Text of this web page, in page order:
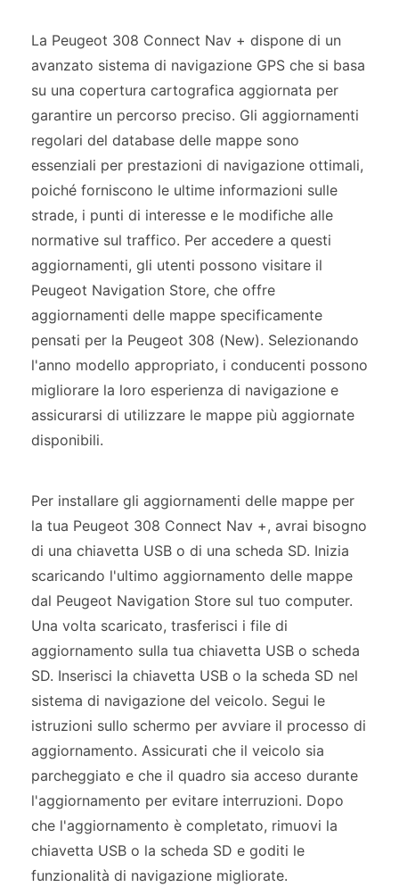
La Peugeot 308 Connect Nav + dispone di un
avanzato sistema di navigazione GPS che si basa
su una copertura cartografica aggiornata per
garantire un percorso preciso. Gli aggiornamenti
regolari del database delle mappe sono
essenziali per prestazioni di navigazione ottimali,
poiché forniscono le ultime informazioni sulle
strade, i punti di interesse e le modifiche alle
normative sul traffico. Per accedere a questi
aggiornamenti, gli utenti possono visitare il
Peugeot Navigation Store, che offre
aggiornamenti delle mappe specificamente
pensati per la Peugeot 308 (New). Selezionando
l'anno modello appropriato, i conducenti possono
migliorare la loro esperienza di navigazione e
assicurarsi di utilizzare le mappe più aggiornate
disponibili.
Per installare gli aggiornamenti delle mappe per
la tua Peugeot 308 Connect Nav +, avrai bisogno
di una chiavetta USB o di una scheda SD. Inizia
scaricando l'ultimo aggiornamento delle mappe
dal Peugeot Navigation Store sul tuo computer.
Una volta scaricato, trasferisci i file di
aggiornamento sulla tua chiavetta USB o scheda
SD. Inserisci la chiavetta USB o la scheda SD nel
sistema di navigazione del veicolo. Segui le
istruzioni sullo schermo per avviare il processo di
aggiornamento. Assicurati che il veicolo sia
parcheggiato e che il quadro sia acceso durante
l'aggiornamento per evitare interruzioni. Dopo
che l'aggiornamento è completato, rimuovi la
chiavetta USB o la scheda SD e goditi le
funzionalità di navigazione migliorate.